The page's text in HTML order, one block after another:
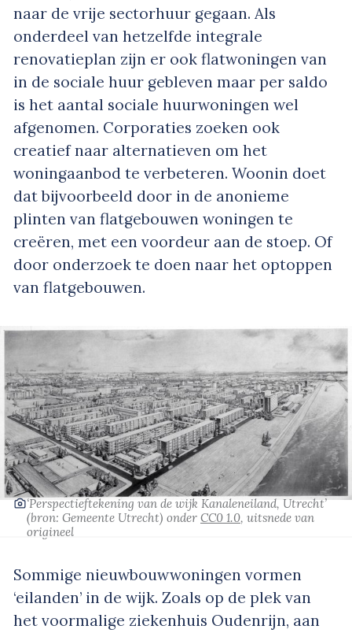
naar de vrije sectorhuur gegaan. Als
onderdeel van hetzelfde integrale
renovatieplan zijn er ook flatwoningen van
in de sociale huur gebleven maar per saldo
is het aantal sociale huurwoningen wel
afgenomen. Corporaties zoeken ook
creatief naar alternatieven om het
woningaanbod te verbeteren. Woonin doet
dat bijvoorbeeld door in de anonieme
plinten van flatgebouwen woningen te
creëren, met een voordeur aan de stoep. Of
door onderzoek te doen naar het optoppen
van flatgebouwen.
‘Perspectieftekening van de wijk Kanaleneiland, Utrecht’
(bron: Gemeente Utrecht) onder CC0 1.0, uitsnede van
origineel
Sommige nieuwbouwwoningen vormen
‘eilanden’ in de wijk. Zoals op de plek van
het voormalige ziekenhuis Oudenrijn, aan